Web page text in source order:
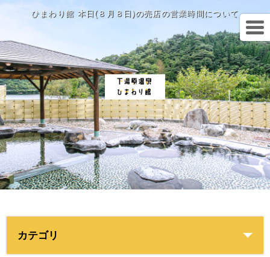
ひまわり館 本日(８月８日)の売店の営業時間について
カテゴリ